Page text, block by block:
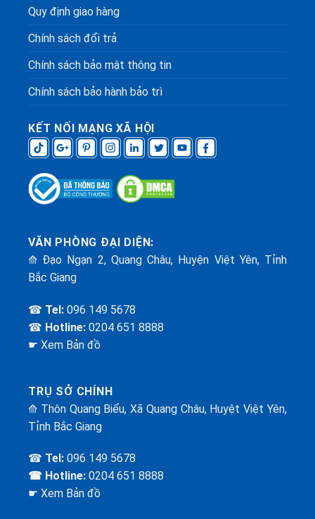
Quy định giao hàng
Chính sách đổi trả
Chính sách bảo mật thông tin
Chính sách bảo hành bảo trì
KẾT NỐI MẠNG XÃ HỘI
VĂN PHÒNG ĐẠI DIỆN:
⟰ Đạo Ngạn 2, Quang Châu, Huyện Việt Yên, Tỉnh
Bắc Giang
☎ Tel: 096 149 5678
☎ Hotline: 0204 651 8888
☛ Xem Bản đồ
TRỤ SỞ CHÍNH
⟰ Thôn Quang Biểu, Xã Quang Châu, Huyệt Việt Yên,
Tỉnh Bắc Giang
☎ Tel: 096 149 5678
☎ Hotline: 0204 651 8888
☛ Xem Bản đồ